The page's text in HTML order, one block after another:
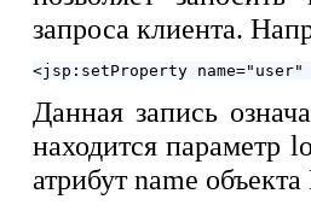
запроса клиента.
Данная запись
находится параметр
атрибут name